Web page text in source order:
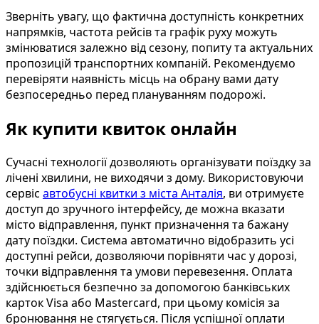
Зверніть увагу, що фактична доступність конкретних
напрямків, частота рейсів та графік руху можуть
змінюватися залежно від сезону, попиту та актуальних
пропозицій транспортних компаній. Рекомендуємо
перевіряти наявність місць на обрану вами дату
безпосередньо перед плануванням подорожі.
Як купити квиток онлайн
Сучасні технології дозволяють організувати поїздку за
лічені хвилини, не виходячи з дому. Використовуючи
сервіс автобусні квитки з міста Анталія, ви отримуєте
доступ до зручного інтерфейсу, де можна вказати
місто відправлення, пункт призначення та бажану
дату поїздки. Система автоматично відобразить усі
доступні рейси, дозволяючи порівняти час у дорозі,
точки відправлення та умови перевезення. Оплата
здійснюється безпечно за допомогою банківських
карток Visa або Mastercard, при цьому комісія за
бронювання не стягується. Після успішної оплати